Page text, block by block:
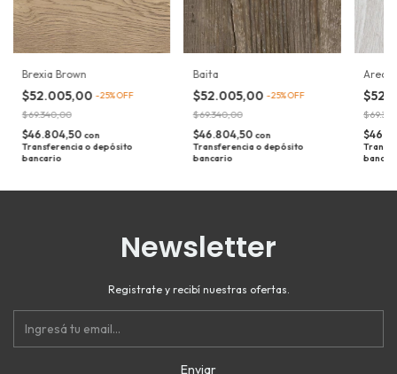
Brexia Brown
$52.005,00 -25%OFF
$69.340,00
$46.804,50 con
Transferencia o depósito
bancario
Baita
$52.005,00 -25%OFF
$69.340,00
$46.804,50 con
Transferencia o depósito
bancario
Areca
Newsletter
Registrate y recibí nuestras ofertas.